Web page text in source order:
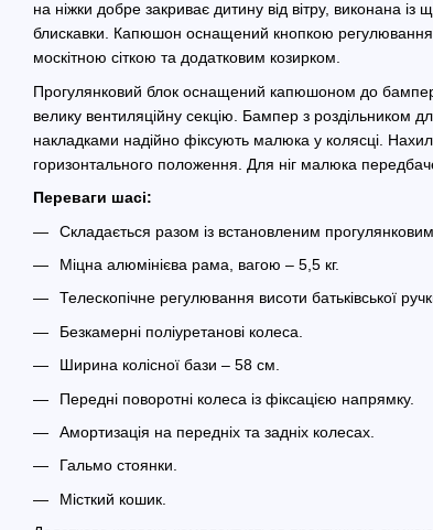
на ніжки добре закриває дитину від вітру, виконана із
блискавки. Капюшон оснащений кнопкою
москітною сіткою та додатковим козирком.
Прогулянковий блок оснащений капюшоном до
велику вентиляційну секцію. Бампер з роздільником
накладками надійно фіксують малюка у колясці.
горизонтального положення. Для ніг малюка
Переваги шасі:
Складається разом із встановленим
Міцна алюмінієва рама, вагою – 5,5 кг.
Телескопічне регулювання висоти батьківської
Безкамерні поліуретанові колеса.
Ширина колісної бази – 58 см.
Передні поворотні колеса із фіксацією напрямку.
Амортизація на передніх та задніх колесах.
Гальмо стоянки.
Місткий кошик.